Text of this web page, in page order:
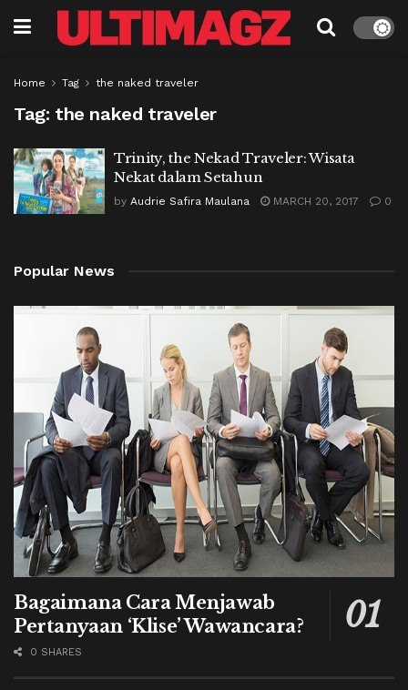
Home Tag the naked traveler
Tag: the naked traveler
Trinity, the Nekad Traveler: Wisata
Nekat dalam Setahun
by Audrie Safira Maulana MARCH 20, 2017 0
Popular News
Bagaimana Cara Menjawab
Pertanyaan ‘Klise’ Wawancara?
0 SHARES